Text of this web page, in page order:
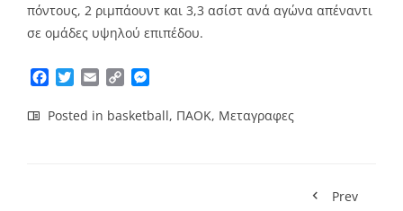
πόντους, 2 ριμπάουντ και 3,3 ασίστ ανά αγώνα απέναντι
σε ομάδες υψηλού επιπέδου.
Facebook
TwitterEmailCopy
Posted in basketball, ΠΑΟΚ, Μεταγραφες
Prev